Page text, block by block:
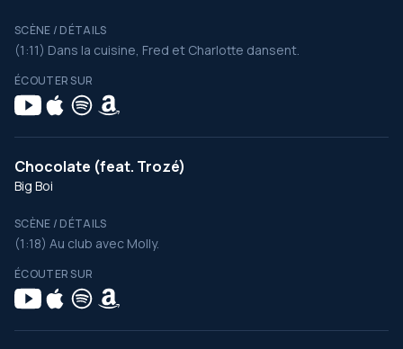
SCÈNE / DÉTAILS
(1:11) Dans la cuisine, Fred et Charlotte dansent.
ÉCOUTER SUR
Chocolate (feat. Trozé)
Big Boi
SCÈNE / DÉTAILS
(1:18) Au club avec Molly.
ÉCOUTER SUR